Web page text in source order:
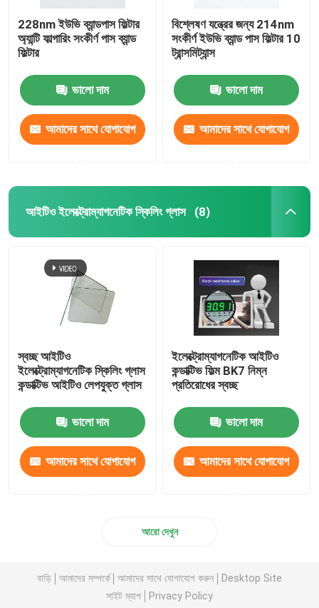
228nm ইউভি ব্যান্ডপাস ফিল্টার
অ্যান্টি ফাল্গারিং সংকীর্ণ পাস ব্যান্ড
ফিল্টার
ভালো দাম
আমাদের সাথে যোগাযোগ
বিশ্লেষণ যন্ত্রের জন্য 214nm
সংকীর্ণ ইউভি ব্যান্ড পাস ফিল্টার 10
ট্রান্সমিট্যান্স
ভালো দাম
আমাদের সাথে যোগাযোগ
আইটিও ইলেক্ট্রোম্যাগনেটিক স্কিলিং গ্লাস (8)
স্বচ্ছ আইটিও
ইলেক্ট্রোম্যাগনেটিক স্কিলিং গ্লাস
কন্ডাক্টিভ আইটিও লেপযুক্ত গ্লাস
ভালো দাম
আমাদের সাথে যোগাযোগ
ইলেক্ট্রোম্যাগনেটিক আইটিও
কন্ডাক্টিভ ফিল্ম BK7 নিম্ন
প্রতিরোধের স্বচ্ছ
ভালো দাম
আমাদের সাথে যোগাযোগ
আরো দেখুন
বাড়ি আমাদের সম্পর্কে আমাদের সাথে যোগাযোগ করুন
Desktop Site
সাইট ম্যাপ
Privacy Policy